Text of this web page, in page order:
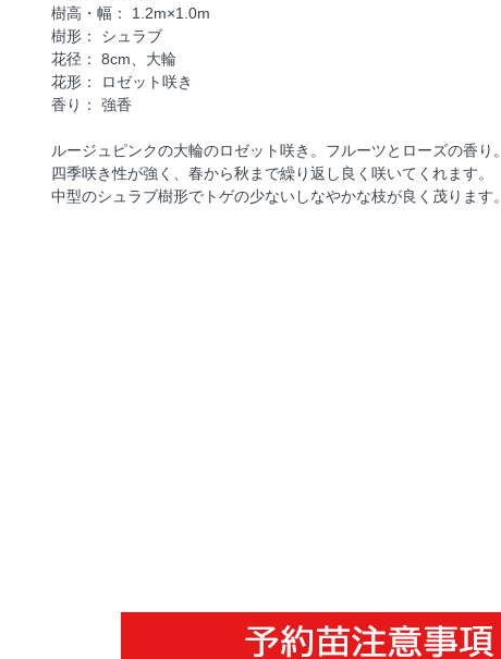
樹高・幅： 1.2m×1.0m
樹形： シュラブ
花径： 8cm、大輪
花形： ロゼット咲き
香り： 強香
ルージュピンクの大輪のロゼット咲き。フルーツとローズの香り。
四季咲き性が強く、春から秋まで繰り返し良く咲いてくれます。
中型のシュラブ樹形でトゲの少ないしなやかな枝が良く茂ります。